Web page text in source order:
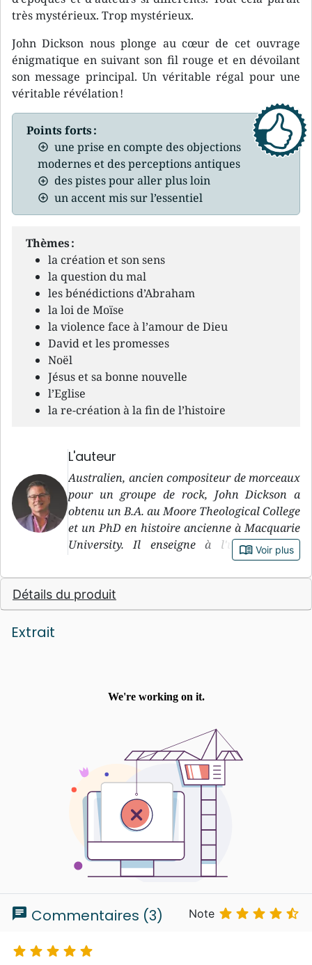
très mystérieux. Trop mystérieux.
John Dickson nous plonge au cœur de cet ouvrage
énigmatique en suivant son fil rouge et en dévoilant
son message principal. Un véritable régal pour une
véritable révélation !
Points forts :
une prise en compte des objections
modernes et des perceptions antiques
des pistes pour aller plus loin
un accent mis sur l’essentiel
Thèmes :
la création et son sens
la question du mal
les bénédictions d’Abraham
la loi de Moïse
la violence face à l’amour de Dieu
David et les promesses
Noël
Jésus et sa bonne nouvelle
l’Eglise
la re-création à la fin de l’histoire
L'auteur
Australien, ancien compositeur de morceaux
pour un groupe de rock, John Dickson a
obtenu un B.A. au Moore Theological College
et un PhD en histoire ancienne à Macquarie
University. Il enseigne à l'université de
Sydney après avoir été professeur invité à
Oxford. Il est l'auteur de plusieurs ouvrages
et un conférencier apprécié.
book_open Voir plus
Détails du produit
Extrait
chat Commentaires (3) Note     
    